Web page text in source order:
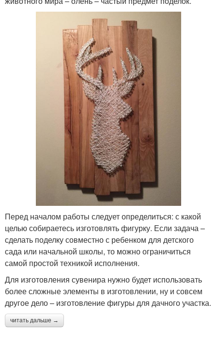
Перед началом работы следует определиться: с какой
целью собираетесь изготовлять фигурку. Если задача –
сделать поделку совместно с ребенком для детского
сада или начальной школы, то можно ограничиться
самой простой техникой исполнения.
Для изготовления сувенира нужно будет использовать
более сложные элементы в изготовлении, ну и совсем
другое дело – изготовление фигуры для дачного участка.
читать дальше →